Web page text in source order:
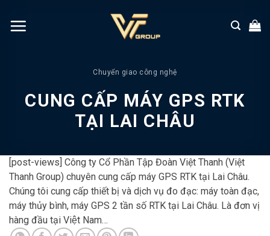
đến
nội
Chuyển giao công nghệ
CUNG CẤP MÁY GPS RTK
TẠI LAI CHÂU
[post-views] Công ty Cổ Phần Tập Đoàn Việt Thanh (Việt
Thanh Group) chuyên cung cấp máy GPS RTK tại Lai Châu.
Chúng tôi cung cấp thiết bị và dịch vụ đo đạc: máy toàn đạc,
máy thủy bình, máy GPS 2 tần số RTK tại Lai Châu. Là đơn vị
hàng đầu tại Việt Nam…